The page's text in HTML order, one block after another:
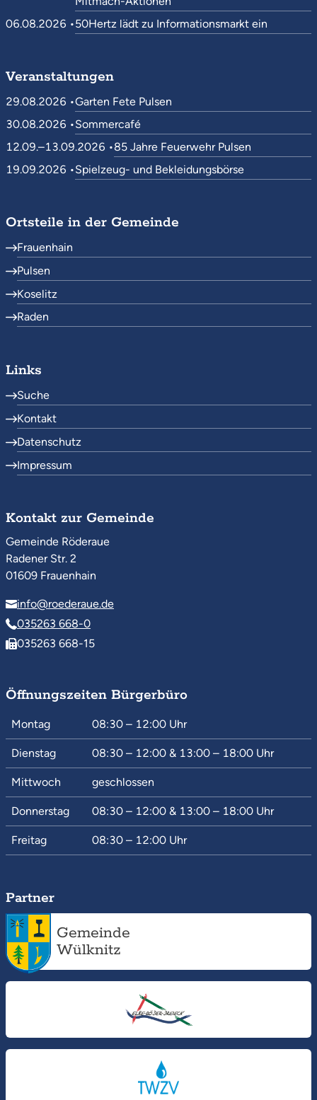
06.08.2026 •50Hertz lädt zu Informationsmarkt ein
Veranstaltungen
29.08.2026 •Garten Fete Pulsen
30.08.2026 •Sommercafé
12.09.–13.09.2026 •85 Jahre Feuerwehr Pulsen
19.09.2026 •Spielzeug- und Bekleidungsbörse
Ortsteile in der Gemeinde
Frauenhain
Pulsen
Koselitz
Raden
Links
Suche
Kontakt
Datenschutz
Impressum
Kontakt zur Gemeinde
Gemeinde Röderaue
Radener Str. 2
01609 Frauenhain
info@roederaue.de
035263 668-0
035263 668-15
Öffnungszeiten Bürgerbüro
Montag 08:30 – 12:00 Uhr
Dienstag 08:30 – 12:00 & 13:00 – 18:00 Uhr
Mittwoch geschlossen
Donnerstag 08:30 – 12:00 & 13:00 – 18:00 Uhr
Freitag 08:30 – 12:00 Uhr
Partner
Gemeinde
Wülknitz